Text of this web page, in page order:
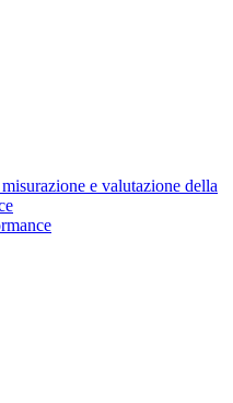
e valutazione della